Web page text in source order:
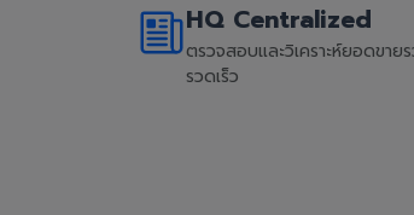
HQ Centralized
ตรวจสอบและวิเคราะห์ยอดขา
รวดเร็ว